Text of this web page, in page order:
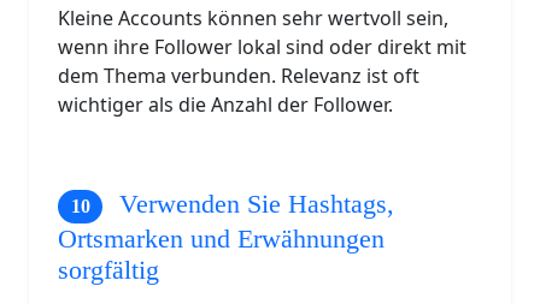
Kleine Accounts können sehr wertvoll sein,
wenn ihre Follower lokal sind oder direkt mit
dem Thema verbunden. Relevanz ist oft
wichtiger als die Anzahl der Follower.
Verwenden Sie Hashtags,
Ortsmarken und Erwähnungen
sorgfältig